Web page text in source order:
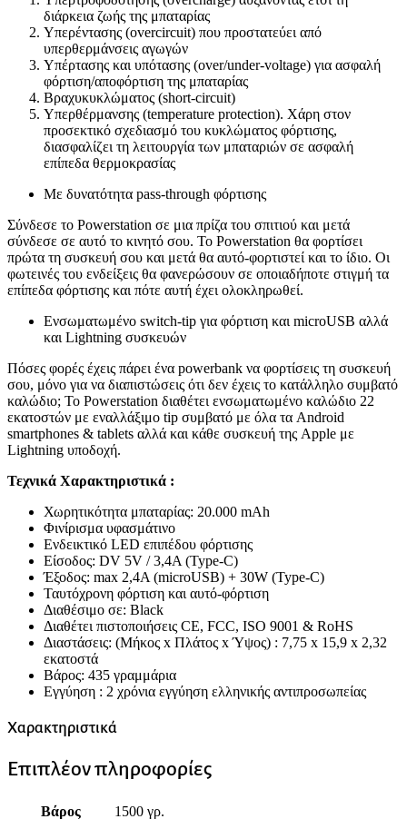
διάρκεια ζωής της μπαταρίας
Υπερέντασης (overcircuit) που προστατεύει από
υπερθερμάνσεις αγωγών
Υπέρτασης και υπότασης (over/under-voltage) για ασφαλή
φόρτιση/αποφόρτιση της μπαταρίας
Βραχυκυκλώματος (short-circuit)
Υπερθέρμανσης (temperature protection). Χάρη στον
προσεκτικό σχεδιασμό του κυκλώματος φόρτισης,
διασφαλίζει τη λειτουργία των μπαταριών σε ασφαλή
επίπεδα θερμοκρασίας
Με δυνατότητα pass-through φόρτισης
Σύνδεσε το Powerstation σε μια πρίζα του σπιτιού και μετά
σύνδεσε σε αυτό το κινητό σου. Το Powerstation θα φορτίσει
πρώτα τη συσκευή σου και μετά θα αυτό-φορτιστεί και το ίδιο. Οι
φωτεινές του ενδείξεις θα φανερώσουν σε οποιαδήποτε στιγμή τα
επίπεδα φόρτισης και πότε αυτή έχει ολοκληρωθεί.
Ενσωματωμένο switch-tip για φόρτιση και microUSB αλλά
και Lightning συσκευών
Πόσες φορές έχεις πάρει ένα powerbank να φορτίσεις τη συσκευή
σου, μόνο για να διαπιστώσεις ότι δεν έχεις το κατάλληλο συμβατό
καλώδιο; Το Powerstation διαθέτει ενσωματωμένο καλώδιο 22
εκατοστών με εναλλάξιμο tip συμβατό με όλα τα Android
smartphones & tablets αλλά και κάθε συσκευή της Apple με
Lightning υποδοχή.
Τεχνικά Χαρακτηριστικά :
Χωρητικότητα μπαταρίας: 20.000 mAh
Φινίρισμα υφασμάτινο
Ενδεικτικό LED επιπέδου φόρτισης
Είσοδος: DV 5V / 3,4A (Type-C)
Έξοδος: max 2,4A (microUSB) + 30W (Type-C)
Ταυτόχρονη φόρτιση και αυτό-φόρτιση
Διαθέσιμο σε: Black
Διαθέτει πιστοποιήσεις CE, FCC, ISO 9001 & RoHS
Διαστάσεις: (Μήκος x Πλάτος x Ύψος) : 7,75 x 15,9 x 2,32
εκατοστά
Βάρος: 435 γραμμάρια
Εγγύηση : 2 χρόνια εγγύηση ελληνικής αντιπροσωπείας
Χαρακτηριστικά
Επιπλέον πληροφορίες
Βάρος 1500 γρ.